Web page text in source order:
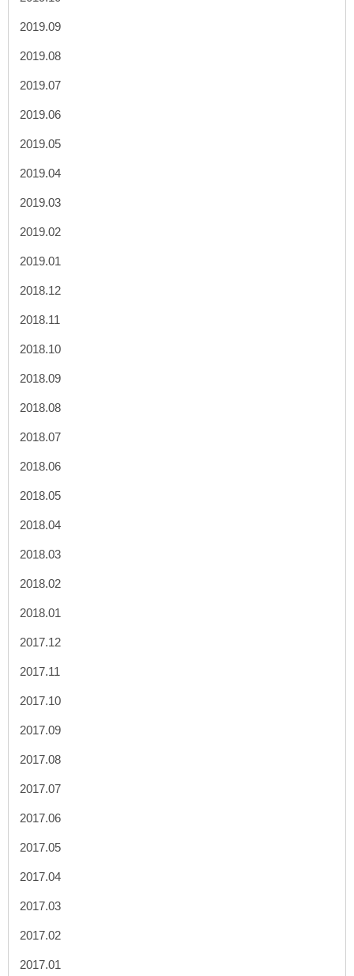
2019.09
2019.08
2019.07
2019.06
2019.05
2019.04
2019.03
2019.02
2019.01
2018.12
2018.11
2018.10
2018.09
2018.08
2018.07
2018.06
2018.05
2018.04
2018.03
2018.02
2018.01
2017.12
2017.11
2017.10
2017.09
2017.08
2017.07
2017.06
2017.05
2017.04
2017.03
2017.02
2017.01